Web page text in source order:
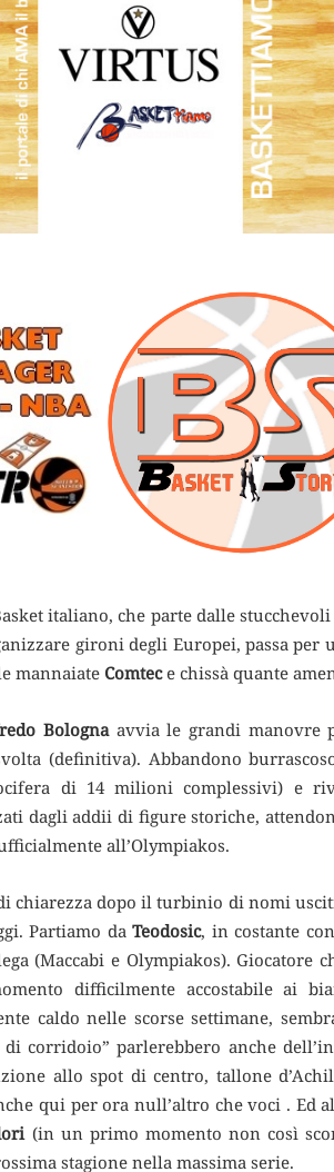
italiano, che parte dalle
gironi degli Europei, passa per
mannaiate Comtece chissà quante
Bologna avvia le grandi manovre
(definitiva). Abbandono
di 14 milioni complessivi) e
dagli addii di figure storiche,
all’Olympiakos.
chiarezza dopo il turbinio di nomi
Partiamo daTeodosic, in costante
(Maccabi e Olympiakos). Giocatore
difficilmente accostabile ai
caldo nelle scorse settimane,
corridoio” parlerebbero anche
allo spot di centro, tallone
qui per ora null’altro che voci . Ed
(in un primo momento non così
stagione nella massima serie.